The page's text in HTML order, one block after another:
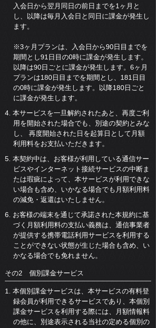
入会日から翌月同日の前日までを1ヶ月と
し、以降は毎月入会日と同日に課金が発生し
ます。
※3ヶ月プランは、入会日から90日目までを
期間とし91日目の0時に課金が発生します。
以降は90日ごとに課金が発生します。6ヶ月
プランは180日目までを期間とし、181日目
の0時に課金が発生します。以降180日ごと
に課金が発生します。
4. 本サービスを一旦解約されたあと、再度ご利
用を開始された場合でも、別途の契約とみな
し、 再度開始された日を起算日として月額
利用料をお支払いただきます。
5. 本契約中は、お客様が利用している通信サー
ビスやインターネット接続サービスの中断ま
たは瑕疵によって、本サービスが利用できな
い場合も含め、いかなる場合でも月額利用料
の減免・返還はいたしません。
6. お客様の端末を通じて承諾された本規約に基
づく月額利用料の支払い義務は、通信事業者
が提供する携帯電話利用サービスを利用する
ことができない状態が生じた場合も含め、い
かなる場合でも免れません。
その2 個別課金サービス
1. 本個別課金サービスは、本サービスの有料登
録会員が利用できるサービスであり、本個別
課金サービスを利用する際には、月額情報料
の他に、別途表示される当社の定める個別の